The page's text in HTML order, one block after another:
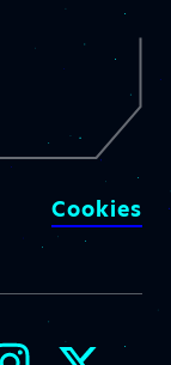
Cookies